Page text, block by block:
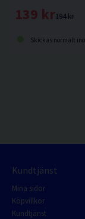
194 kr
139 kr
Skickas normalt
Kundtjänst
Mina sidor
Köpvillkor
Kundtjänst